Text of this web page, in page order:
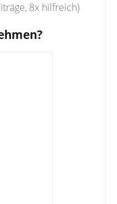
8x hilfreich)